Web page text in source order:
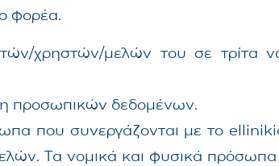
φορέα.
χρηστών/μελών του σε τρίτα
προσωπικών δεδομένων.
που συνεργάζονται με το
Τα νομικά και φυσικά πρόσωπα